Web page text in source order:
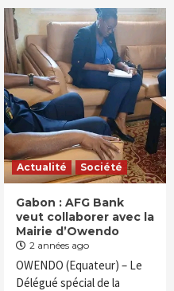
Actualité Société
Gabon : AFG Bank
veut collaborer avec la
Mairie d’Owendo
2 années ago
OWENDO (Equateur) – Le
Délégué spécial de la